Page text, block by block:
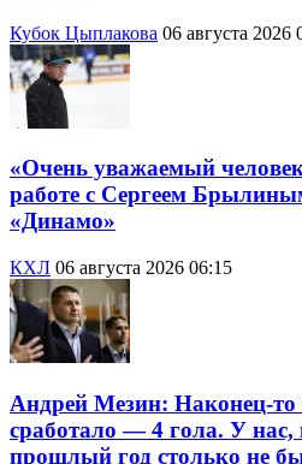
Кубок Цыплакова 06 августа 2026
«Очень уважаемый
работе с Сергеем
«Динамо»
КХЛ 06 августа 2026 06:15
Андрей Мезин: Наконец-то
сработало — 4 гола. У нас,
прошлый год столько не